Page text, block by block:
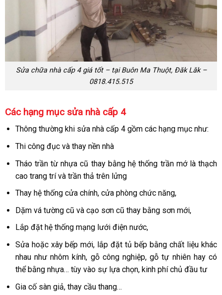
Sửa chữa nhà cấp 4 giá tốt – tại Buôn Ma Thuột, Đăk Lăk –
0818.415.515
Các hạng mục sửa nhà cấp 4
Thông thường khi sửa nhà cấp 4 gồm các hạng mục như:
Thi công đục và thay nền nhà
Tháo trần từ nhựa cũ thay bằng hệ thống trần mớ là thạch
cao trang trí và trần thả trên lửng
Thay hệ thống cửa chính, cửa phòng chức năng,
Dặm vá tường cũ và cạo sơn cũ thay bằng sơn mới,
Lắp đặt hệ thống mạng lưới điện nước,
Sửa hoặc xây bếp mới, lắp đặt tủ bếp bằng chất liệu khác
nhau như nhôm kính, gỗ công nghiệp, gỗ tự nhiên hay có
thể bằng nhựa… tùy vào sự lựa chọn, kinh phí chủ đầu tư
Gia cố sàn giả, thay cầu thang…